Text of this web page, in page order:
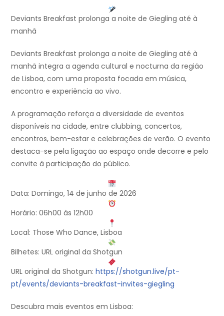
Deviants Breakfast prolonga a noite de Giegling até à
manhã
Deviants Breakfast prolonga a noite de Giegling até à
manhã integra a agenda cultural e nocturna da região
de Lisboa, com uma proposta focada em música,
encontro e experiência ao vivo.
A programação reforça a diversidade de eventos
disponíveis na cidade, entre clubbing, concertos,
encontros, bem-estar e celebrações de verão. O evento
destaca-se pela ligação ao espaço onde decorre e pelo
convite à participação do público.
Data: Domingo, 14 de junho de 2026
Horário: 06h00 às 12h00
Local: Those Who Dance, Lisboa
Bilhetes: URL original da Shotgun
URL original da Shotgun: https://shotgun.live/pt-
pt/events/deviants-breakfast-invites-giegling
Descubra mais eventos em Lisboa: